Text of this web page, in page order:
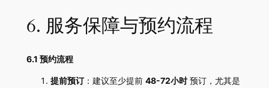
6. 服务保障与预约流程
6.1 预约流程
提前预订：建议至少提前 48-72小时​ 预订，尤其是